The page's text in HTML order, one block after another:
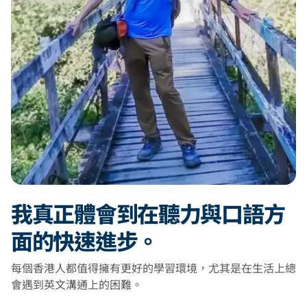
我真正體會到在聽力與口語方
面的快速進步。
每個香港人都值得擁有更好的學習環境，尤其是在生活上總
會遇到英文溝通上的困難。